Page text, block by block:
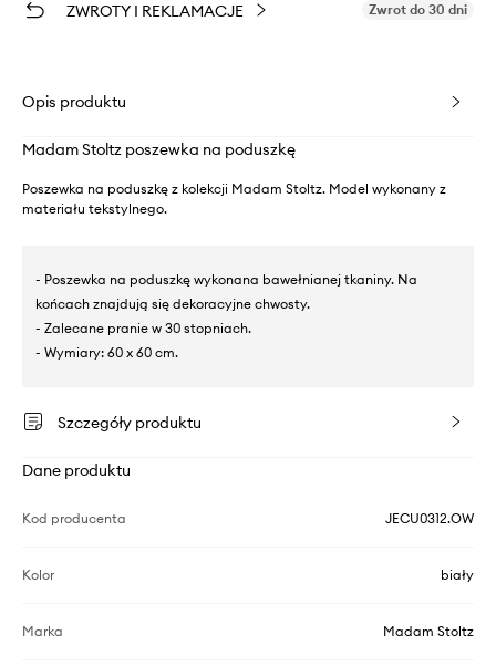
ZWROTY I REKLAMACJE Zwrot do 30 dni
Opis produktu
Madam Stoltz poszewka na poduszkę
Poszewka na poduszkę z kolekcji Madam Stoltz. Model wykonany z
materiału tekstylnego.
- Poszewka na poduszkę wykonana bawełnianej tkaniny. Na
końcach znajdują się dekoracyjne chwosty.
- Zalecane pranie w 30 stopniach.
- Wymiary: 60 x 60 cm.
Szczegóły produktu
Dane produktu
Kod producenta JECU0312.OW
Kolor biały
Marka Madam Stoltz